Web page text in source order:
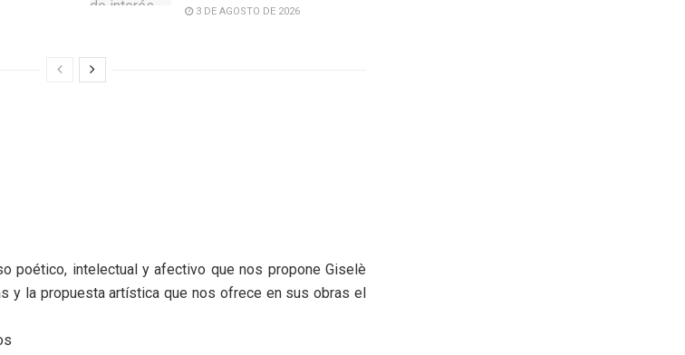
3 DE AGOSTO DE 2026
poético, intelectual y afectivo que nos propone Giselè
y la propuesta artística que nos ofrece en sus obras el